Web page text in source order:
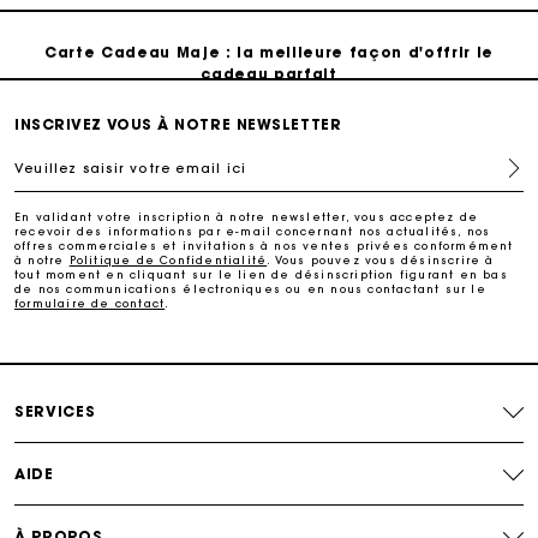
Carte Cadeau Maje : la meilleure façon d'offrir le
cadeau parfait
Livraison à domicile offerte sous 2 jours ouvrés
Paiement en plusieurs fois sans frais
Echanges & Retours offerts
INSCRIVEZ VOUS À NOTRE NEWSLETTER
Veuillez saisir votre email ici
En validant votre inscription à notre newsletter, vous acceptez de
recevoir des informations par e-mail concernant nos actualités, nos
offres commerciales et invitations à nos ventes privées conformément
à notre
Politique de Confidentialité
. Vous pouvez vous désinscrire à
tout moment en cliquant sur le lien de désinscription figurant en bas
de nos communications électroniques ou en nous contactant sur le
formulaire de contact
SERVICES
AIDE